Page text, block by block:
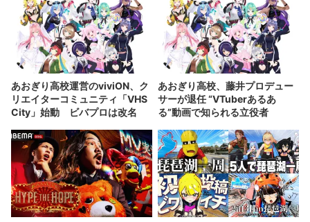
あおぎり高校運営のviviON、ク
リエイターコミュニティ「VHS
City」始動 ビバプロは改名
あおぎり高校、藤井プロデュー
サーが退任 “VTuberあるあ
る”動画で知られる立役者